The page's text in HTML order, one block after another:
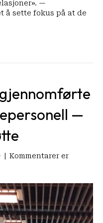
—
å sette fokus på at de
—
Kommentarer er